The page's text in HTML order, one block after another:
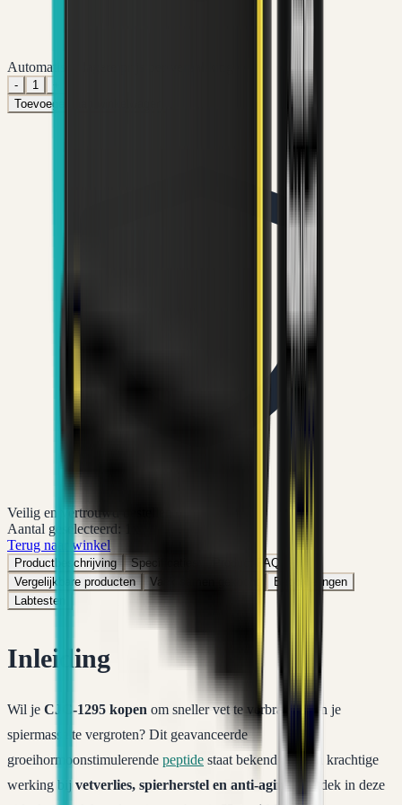
Automatisch lagere prijs per verpakking
- 1
Toevoegen aan winkelwagen
Veilig en vertrouwd bestellen
Aantal geselecteerd:
Terug naar winkel
Productbeschrijving Specificaties
Product FAQ
Vergelijkbare producten
Vaak samen gekocht
Beoordelingen
Labtesten
Inleiding
Wil je CJC-1295 kopen om sneller vet te verbranden en je
spiermassa te vergroten? Dit geavanceerde
groeihormoonstimulerende peptide staat bekend om zijn krachtige
werking bij vetverlies, spierherstel en anti-aging. Ontdek in deze